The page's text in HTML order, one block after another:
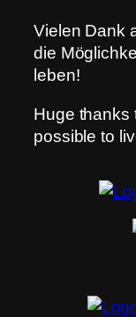
Vielen Dank
die
leben!
Huge thanks
possible to